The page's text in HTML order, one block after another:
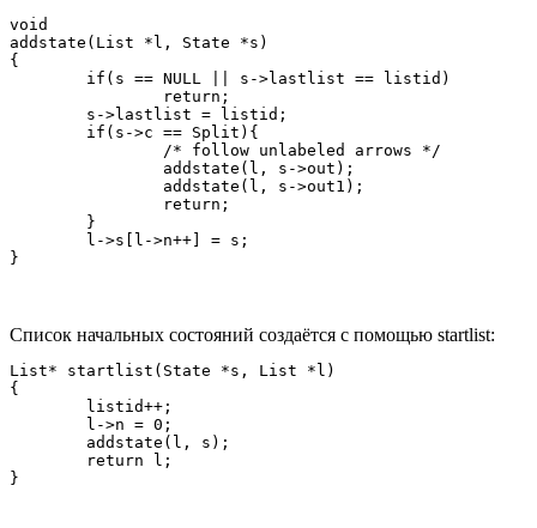
void
addstate(List *l, State *s)
{
Список начальных состояний создаётся с помощью startlist:
List* startlist(State *s, List *l)
{